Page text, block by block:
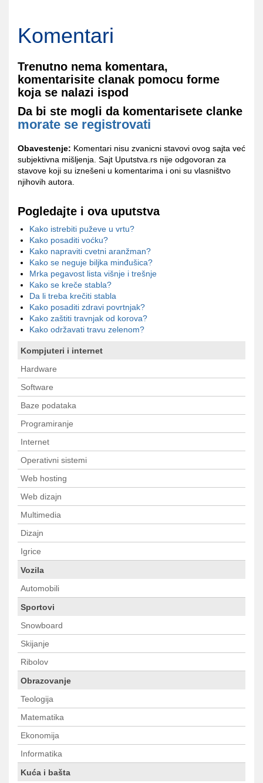
Komentari
Trenutno nema komentara,
komentarisite clanak pomocu forme
koja se nalazi ispod
Da bi ste mogli da komentarisete clanke
morate se registrovati
Obavestenje: Komentari nisu zvanicni stavovi ovog sajta već
subjektivna mišljenja. Sajt Uputstva.rs nije odgovoran za
stavove koji su iznešeni u komentarima i oni su vlasništvo
njihovih autora.
Pogledajte i ova uputstva
Kako istrebiti puževe u vrtu?
Kako posaditi voćku?
Kako napraviti cvetni aranžman?
Kako se neguje biljka minđušica?
Mrka pegavost lista višnje i trešnje
Kako se kreče stabla?
Da li treba krečiti stabla
Kako posaditi zdravi povrtnjak?
Kako zaštiti travnjak od korova?
Kako održavati travu zelenom?
Kompjuteri i internet
Hardware
Software
Baze podataka
Programiranje
Internet
Operativni sistemi
Web hosting
Web dizajn
Multimedia
Dizajn
Igrice
Vozila
Automobili
Sportovi
Snowboard
Skijanje
Ribolov
Obrazovanje
Teologija
Matematika
Ekonomija
Informatika
Kuća i bašta